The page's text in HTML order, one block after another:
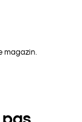
magazin.